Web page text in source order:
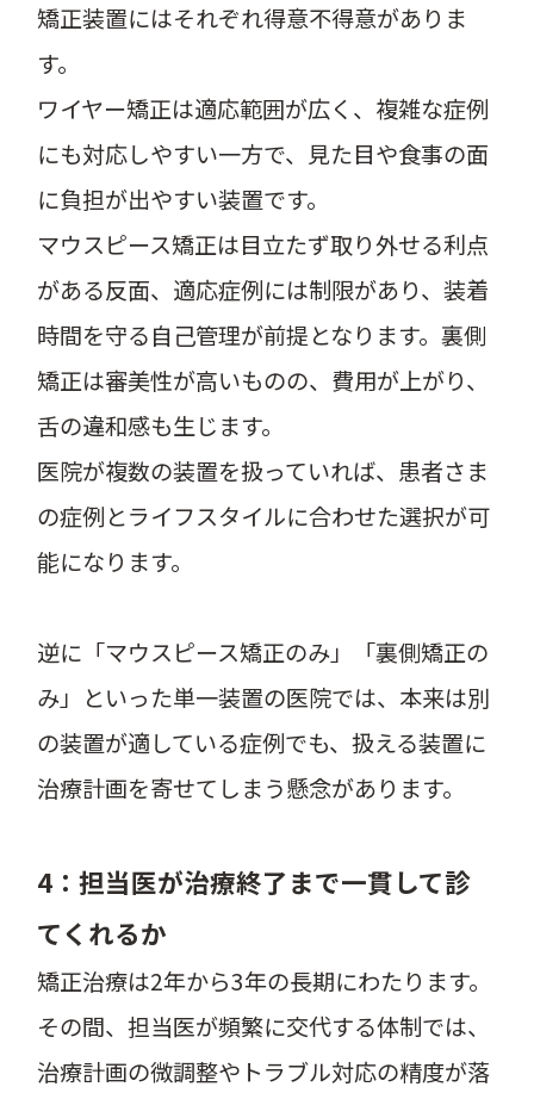
矯正装置にはそれぞれ得意不得意がありま
す。
ワイヤー矯正は適応範囲が広く、複雑な症例
にも対応しやすい一方で、見た目や食事の面
に負担が出やすい装置です。
マウスピース矯正は目立たず取り外せる利点
がある反面、適応症例には制限があり、装着
時間を守る自己管理が前提となります。裏側
矯正は審美性が高いものの、費用が上がり、
舌の違和感も生じます。
医院が複数の装置を扱っていれば、患者さま
の症例とライフスタイルに合わせた選択が可
能になります。
逆に「マウスピース矯正のみ」「裏側矯正の
み」といった単一装置の医院では、本来は別
の装置が適している症例でも、扱える装置に
治療計画を寄せてしまう懸念があります。
4：担当医が治療終了まで一貫して診
てくれるか
矯正治療は2年から3年の長期にわたります。
その間、担当医が頻繁に交代する体制では、
治療計画の微調整やトラブル対応の精度が落